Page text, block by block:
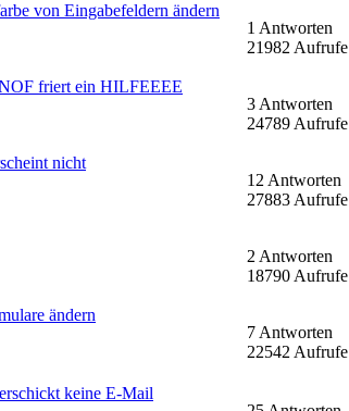
von Eingabefeldern ändern
1 Antworten
21982 Aufrufe
friert ein HILFEEEE
3 Antworten
24789 Aufrufe
nicht
12 Antworten
27883 Aufrufe
2 Antworten
18790 Aufrufe
ändern
7 Antworten
22542 Aufrufe
keine E-Mail